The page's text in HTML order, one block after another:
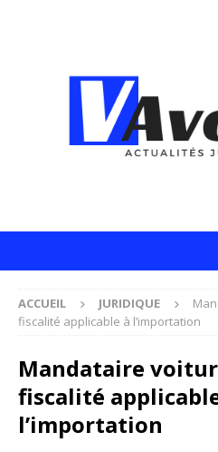
ACCUEIL JURIDIQUE
fiscalité applicable à l’importation
Mandataire
fiscalité
l’importation